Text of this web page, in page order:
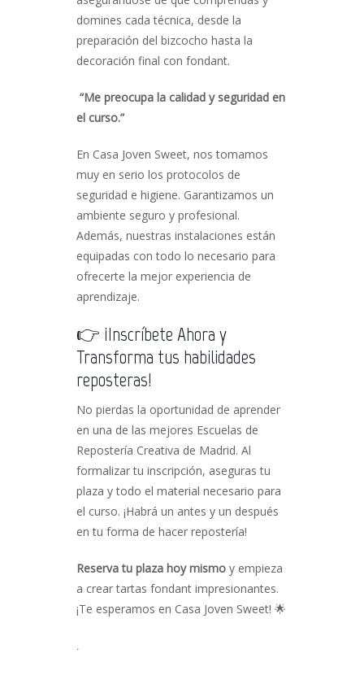
domines cada técnica, desde la
preparación del bizcocho hasta la
decoración final con fondant.
“Me preocupa la calidad y seguridad en
el curso.”
En Casa Joven Sweet, nos tomamos
muy en serio los protocolos de
seguridad e higiene. Garantizamos un
ambiente seguro y profesional.
Además, nuestras instalaciones están
equipadas con todo lo necesario para
ofrecerte la mejor experiencia de
aprendizaje.
👉 ¡Inscríbete Ahora y
Transforma tus habilidades
reposteras!
No pierdas la oportunidad de aprender
en una de las mejores Escuelas de
Repostería Creativa de Madrid. Al
formalizar tu inscripción, aseguras tu
plaza y todo el material necesario para
el curso. ¡Habrá un antes y un después
en tu forma de hacer repostería!
Reserva tu plaza hoy mismo y empieza
a crear tartas fondant impresionantes.
¡Te esperamos en Casa Joven Sweet! 🌟
.